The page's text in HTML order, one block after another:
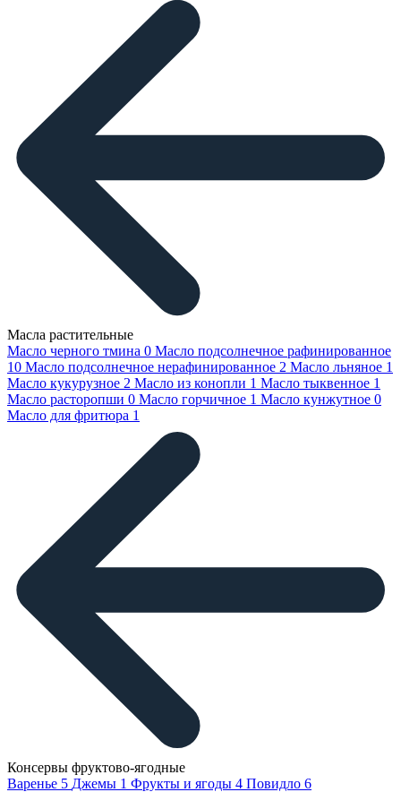
Масла растительные
Масло черного тмина 0 Масло подсолнечное рафинированное
10 Масло подсолнечное нерафинированное 2 Масло льняное 1
Масло кукурузное 2 Масло из конопли 1 Масло тыквенное 1
Масло расторопши 0 Масло горчичное 1 Масло кунжутное 0
Масло для фритюра 1
Консервы фруктово-ягодные
Варенье 5 Джемы 1 Фрукты и ягоды 4 Повидло 6